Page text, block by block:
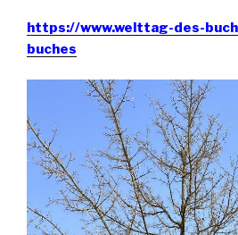
https://www.welttag-des-
buches